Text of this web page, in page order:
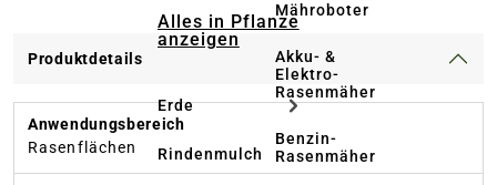
Alles in Pflanze
anzeigen
Erde
Rindenmulch
Mähroboter
Akku- &
Elektro-
Rasenmäher
Benzin-
Rasenmäher
Produktdetails
Anwendungsbereich
Rasenflächen